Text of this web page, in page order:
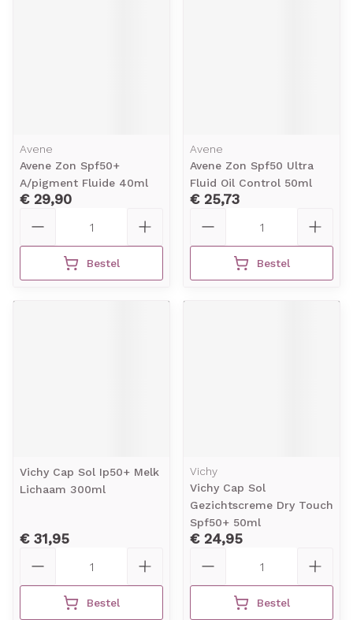
Avene
Avene Zon Spf50+
A/pigment Fluide 40ml
€ 29,90
Bestel
Avene
Avene Zon Spf50 Ultra
Fluid Oil Control 50ml
€ 25,73
Bestel
Vichy Cap Sol Ip50+ Melk
Lichaam 300ml
€ 31,95
Bestel
Vichy
Vichy Cap Sol
Gezichtscreme Dry Touch
Spf50+ 50ml
€ 24,95
Bestel